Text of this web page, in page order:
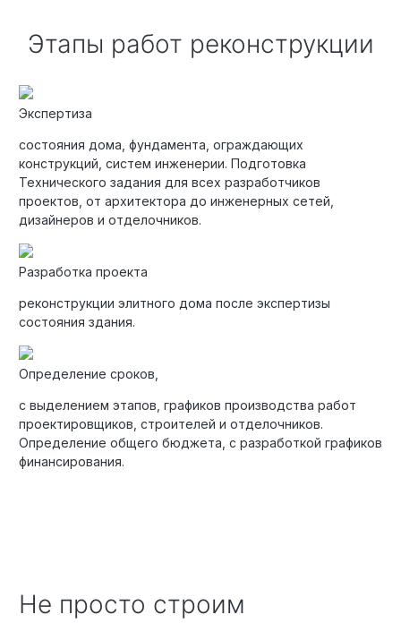
Этапы работ реконструкции
Экспертиза
состояния дома, фундамента, ограждающих
конструкций, систем инженерии. Подготовка
Технического задания для всех разработчиков
проектов, от архитектора до инженерных сетей,
дизайнеров и отделочников.
Разработка проекта
реконструкции элитного дома после экспертизы
состояния здания.
Определение сроков,
с выделением этапов, графиков производства работ
проектировщиков, строителей и отделочников.
Определение общего бюджета, с разработкой графиков
финансирования.
Не просто строим